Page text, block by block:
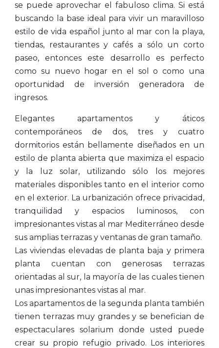
se puede aprovechar el fabuloso clima. Si está
buscando la base ideal para vivir un maravilloso
estilo de vida español junto al mar con la playa,
tiendas, restaurantes y cafés a sólo un corto
paseo, entonces este desarrollo es perfecto
como su nuevo hogar en el sol o como una
oportunidad de inversión generadora de
ingresos.
Elegantes apartamentos y áticos
contemporáneos de dos, tres y cuatro
dormitorios están bellamente diseñados en un
estilo de planta abierta que maximiza el espacio
y la luz solar, utilizando sólo los mejores
materiales disponibles tanto en el interior como
en el exterior. La urbanización ofrece privacidad,
tranquilidad y espacios luminosos, con
impresionantes vistas al mar Mediterráneo desde
sus amplias terrazas y ventanas de gran tamaño.
Las viviendas elevadas de planta baja y primera
planta cuentan con generosas terrazas
orientadas al sur, la mayoría de las cuales tienen
unas impresionantes vistas al mar.
Los apartamentos de la segunda planta también
tienen terrazas muy grandes y se benefician de
espectaculares solarium donde usted puede
crear su propio refugio privado. Los interiores